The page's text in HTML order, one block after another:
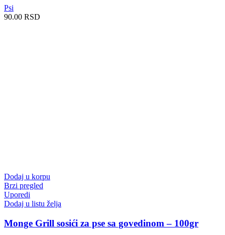
Psi
90.00 RSD
Dodaj u korpu
Brzi pregled
Uporedi
Dodaj u listu želja
Monge Grill sosići za pse sa govedinom – 100gr